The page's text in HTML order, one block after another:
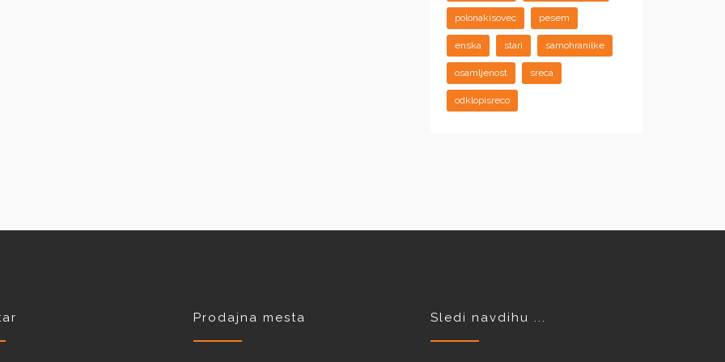
polonakisovec pesem
enska stari samohranilke
osamljenost sreca
odklopisreco
Prodajna mesta Sledi navdihu ...